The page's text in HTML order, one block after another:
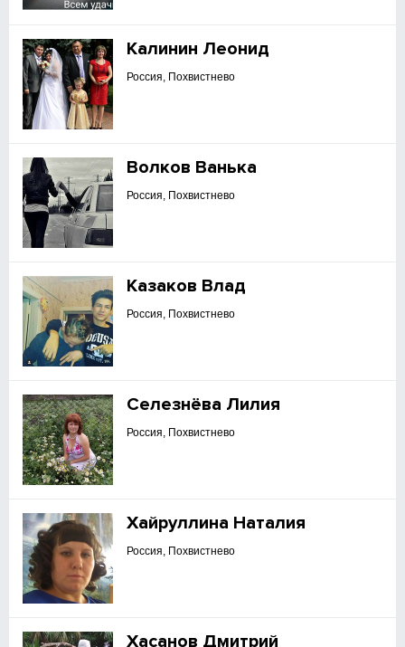
Калинин Леонид
Россия, Похвистнево
Волков Ванька
Россия, Похвистнево
Казаков Влад
Россия, Похвистнево
Селезнёва Лилия
Россия, Похвистнево
Хайруллина Наталия
Россия, Похвистнево
Хасанов Дмитрий